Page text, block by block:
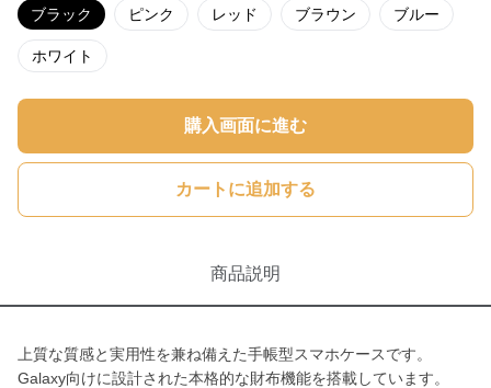
ブラック ピンク レッド ブラウン ブルー
ホワイト
購入画面に進む
カートに追加する
商品説明
上質な質感と実用性を兼ね備えた手帳型スマホケースです。
Galaxy向けに設計された本格的な財布機能を搭載しています。